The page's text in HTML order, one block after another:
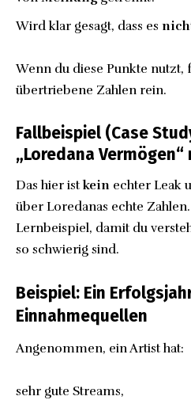
Wird klar gesagt, dass es
Wenn du diese Punkte nutzt,
übertriebene Zahlen rein.
Fallbeispiel (Case
„Loredana
Das hier istkein echter Leak
über Loredanas echte
Lernbeispiel, damit du
so schwierig sind.
Beispiel: Ein
Einnahmequellen
Angenommen, ein Artist hat:
sehr gute Streams,